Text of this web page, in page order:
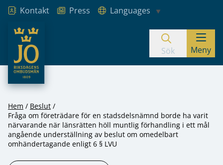
Hoppa till innehåll
Kontakt Press
Languages
JO – Riksdagens Ombudsmän
Sök Meny
Hem
Beslut
Fråga om företrädare för en stadsdelsnämnd borde ha varit
närvarande när länsrätten höll muntlig förhandling i ett mål
angående underställning av beslut om omedelbart
omhändertagande enligt 6 § LVU